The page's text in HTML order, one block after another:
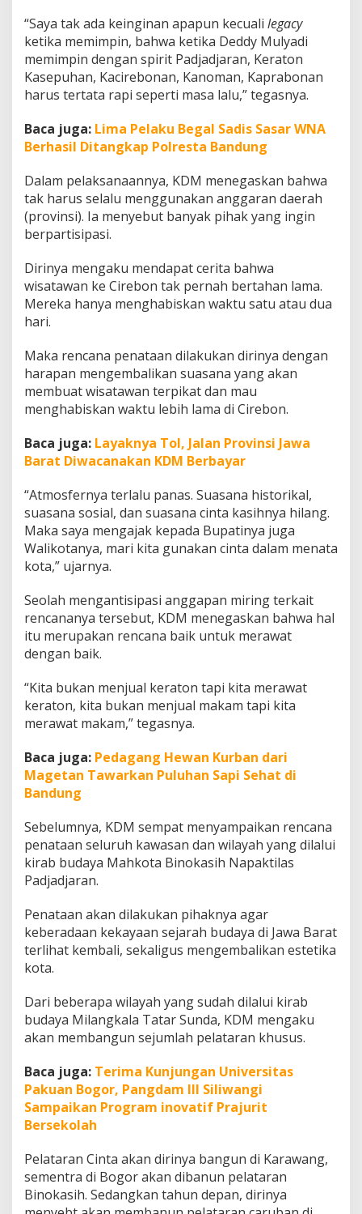
a
t
“Saya tak ada keinginan apapun kecuali legacy
ketika memimpin, bahwa ketika Deddy Mulyadi
memimpin dengan spirit Padjadjaran, Keraton
Kasepuhan, Kacirebonan, Kanoman, Kaprabonan
harus tertata rapi seperti masa lalu,” tegasnya.
Baca juga: Lima Pelaku Begal Sadis Sasar WNA
Berhasil Ditangkap Polresta Bandung
Dalam pelaksanaannya, KDM menegaskan bahwa
tak harus selalu menggunakan anggaran daerah
(provinsi). Ia menyebut banyak pihak yang ingin
berpartisipasi.
Dirinya mengaku mendapat cerita bahwa
wisatawan ke Cirebon tak pernah bertahan lama.
Mereka hanya menghabiskan waktu satu atau dua
hari.
Maka rencana penataan dilakukan dirinya dengan
harapan mengembalikan suasana yang akan
membuat wisatawan terpikat dan mau
menghabiskan waktu lebih lama di Cirebon.
Baca juga: Layaknya Tol, Jalan Provinsi Jawa
Barat Diwacanakan KDM Berbayar
“Atmosfernya terlalu panas. Suasana historikal,
suasana sosial, dan suasana cinta kasihnya hilang.
Maka saya mengajak kepada Bupatinya juga
Walikotanya, mari kita gunakan cinta dalam menata
kota,” ujarnya.
Seolah mengantisipasi anggapan miring terkait
rencananya tersebut, KDM menegaskan bahwa hal
itu merupakan rencana baik untuk merawat
dengan baik.
“Kita bukan menjual keraton tapi kita merawat
keraton, kita bukan menjual makam tapi kita
merawat makam,” tegasnya.
Baca juga: Pedagang Hewan Kurban dari
Magetan Tawarkan Puluhan Sapi Sehat di
Bandung
Sebelumnya, KDM sempat menyampaikan rencana
penataan seluruh kawasan dan wilayah yang dilalui
kirab budaya Mahkota Binokasih Napaktilas
Padjadjaran.
Penataan akan dilakukan pihaknya agar
keberadaan kekayaan sejarah budaya di Jawa Barat
terlihat kembali, sekaligus mengembalikan estetika
kota.
Dari beberapa wilayah yang sudah dilalui kirab
budaya Milangkala Tatar Sunda, KDM mengaku
akan membangun sejumlah pelataran khusus.
Baca juga: Terima Kunjungan Universitas
Pakuan Bogor, Pangdam III Siliwangi
Sampaikan Program inovatif Prajurit
Bersekolah
Pelataran Cinta akan dirinya bangun di Karawang,
sementra di Bogor akan dibanun pelataran
Binokasih. Sedangkan tahun depan, dirinya